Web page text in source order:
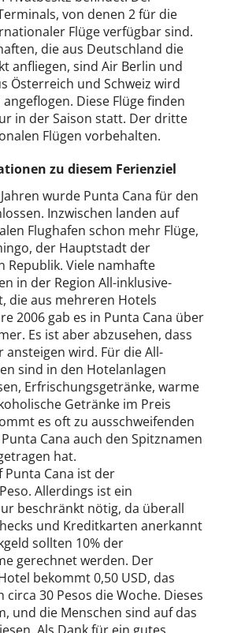
von denen 2 für die
Flüge verfügbar sind.
die aus Deutschland die
anfliegen, sind Air Berlin und
Österreich und Schweiz wird
Diese Flüge finden
in der Saison statt. Der dritte
Flügen vorbehalten.
zu diesem Ferienziel
wurde Punta Cana für den
Inzwischen landen auf
Flughafen schon mehr Flüge,
der Hauptstadt der
Republik. Viele namhafte
in der Region All-inklusive-
die aus mehreren Hotels
2006 gab es in Punta Cana über
Es ist aber abzusehen, dass
ansteigen wird. Für die All-
sind in den Hotelanlagen
Erfrischungsgetränke, warme
Getränke im Preis
es oft zu ausschweifenden
Cana auch den Spitznamen
hat.
Punta Cana ist der
Allerdings ist ein
beschränkt nötig, da überall
und Kreditkarten anerkannt
sollten 10% der
gerechnet werden. Der
bekommt 0,50 USD, das
30 Pesos die Woche. Dieses
und die Menschen sind auf das